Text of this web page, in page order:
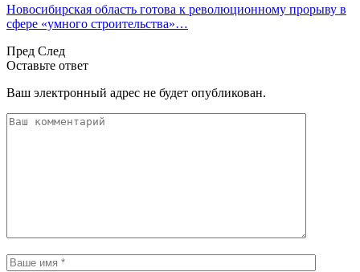
Новосибирская область готова к революционному прорыву в
сфере «умного строительства»…
Пред След
Оставьте ответ
Ваш электронный адрес не будет опубликован.